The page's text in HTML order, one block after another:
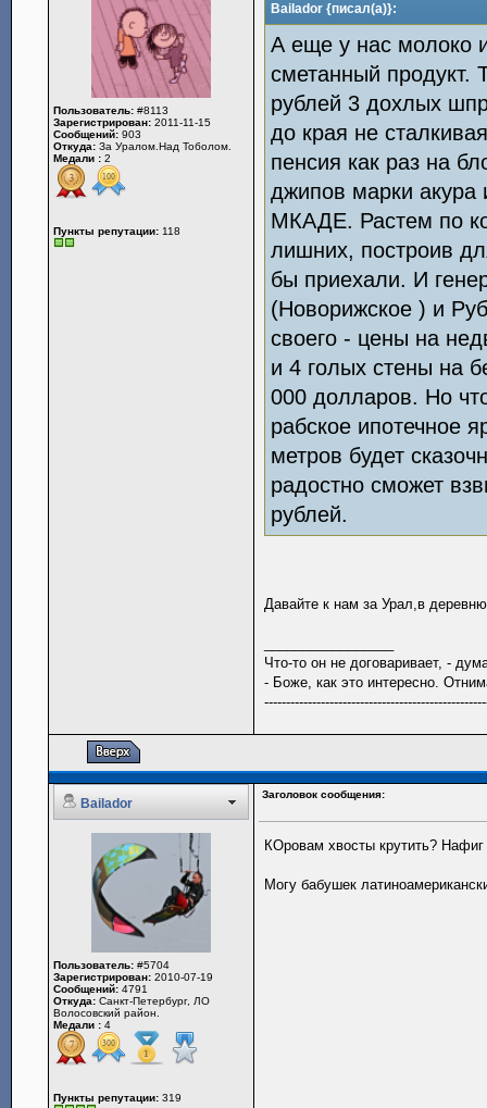
Пользователь: #8113
Зарегистрирован: 2011-11-15
Сообщений: 903
Откуда: За Уралом.Над Тоболом.
Медали : 2
Пункты репутации: 118
Bailador {писал(а)}:
А еще у нас молоко
сметанный продукт.
рублей 3 дохлых
до края не
пенсия как раз на
джипов марки акура
МКАДЕ. Растем по
лишних, построив
бы приехали. И
(Новорижское ) и
своего - цены на
и 4 голых стены на
000 долларов. Но
рабское ипотечное
метров будет
радостно сможет
рублей.
Давайте к нам за Урал,в
Что-то он не договаривает, -
- Боже, как это интересно.
Bailador
Заголовок сообщения:
Пользователь: #5704
Зарегистрирован: 2010-07-19
Сообщений: 4791
Откуда: Санкт-Петербург, ЛО
Волосовский район.
Медали : 4
Пункты репутации: 319
КОровам хвосты крутить?
Могу бабушек